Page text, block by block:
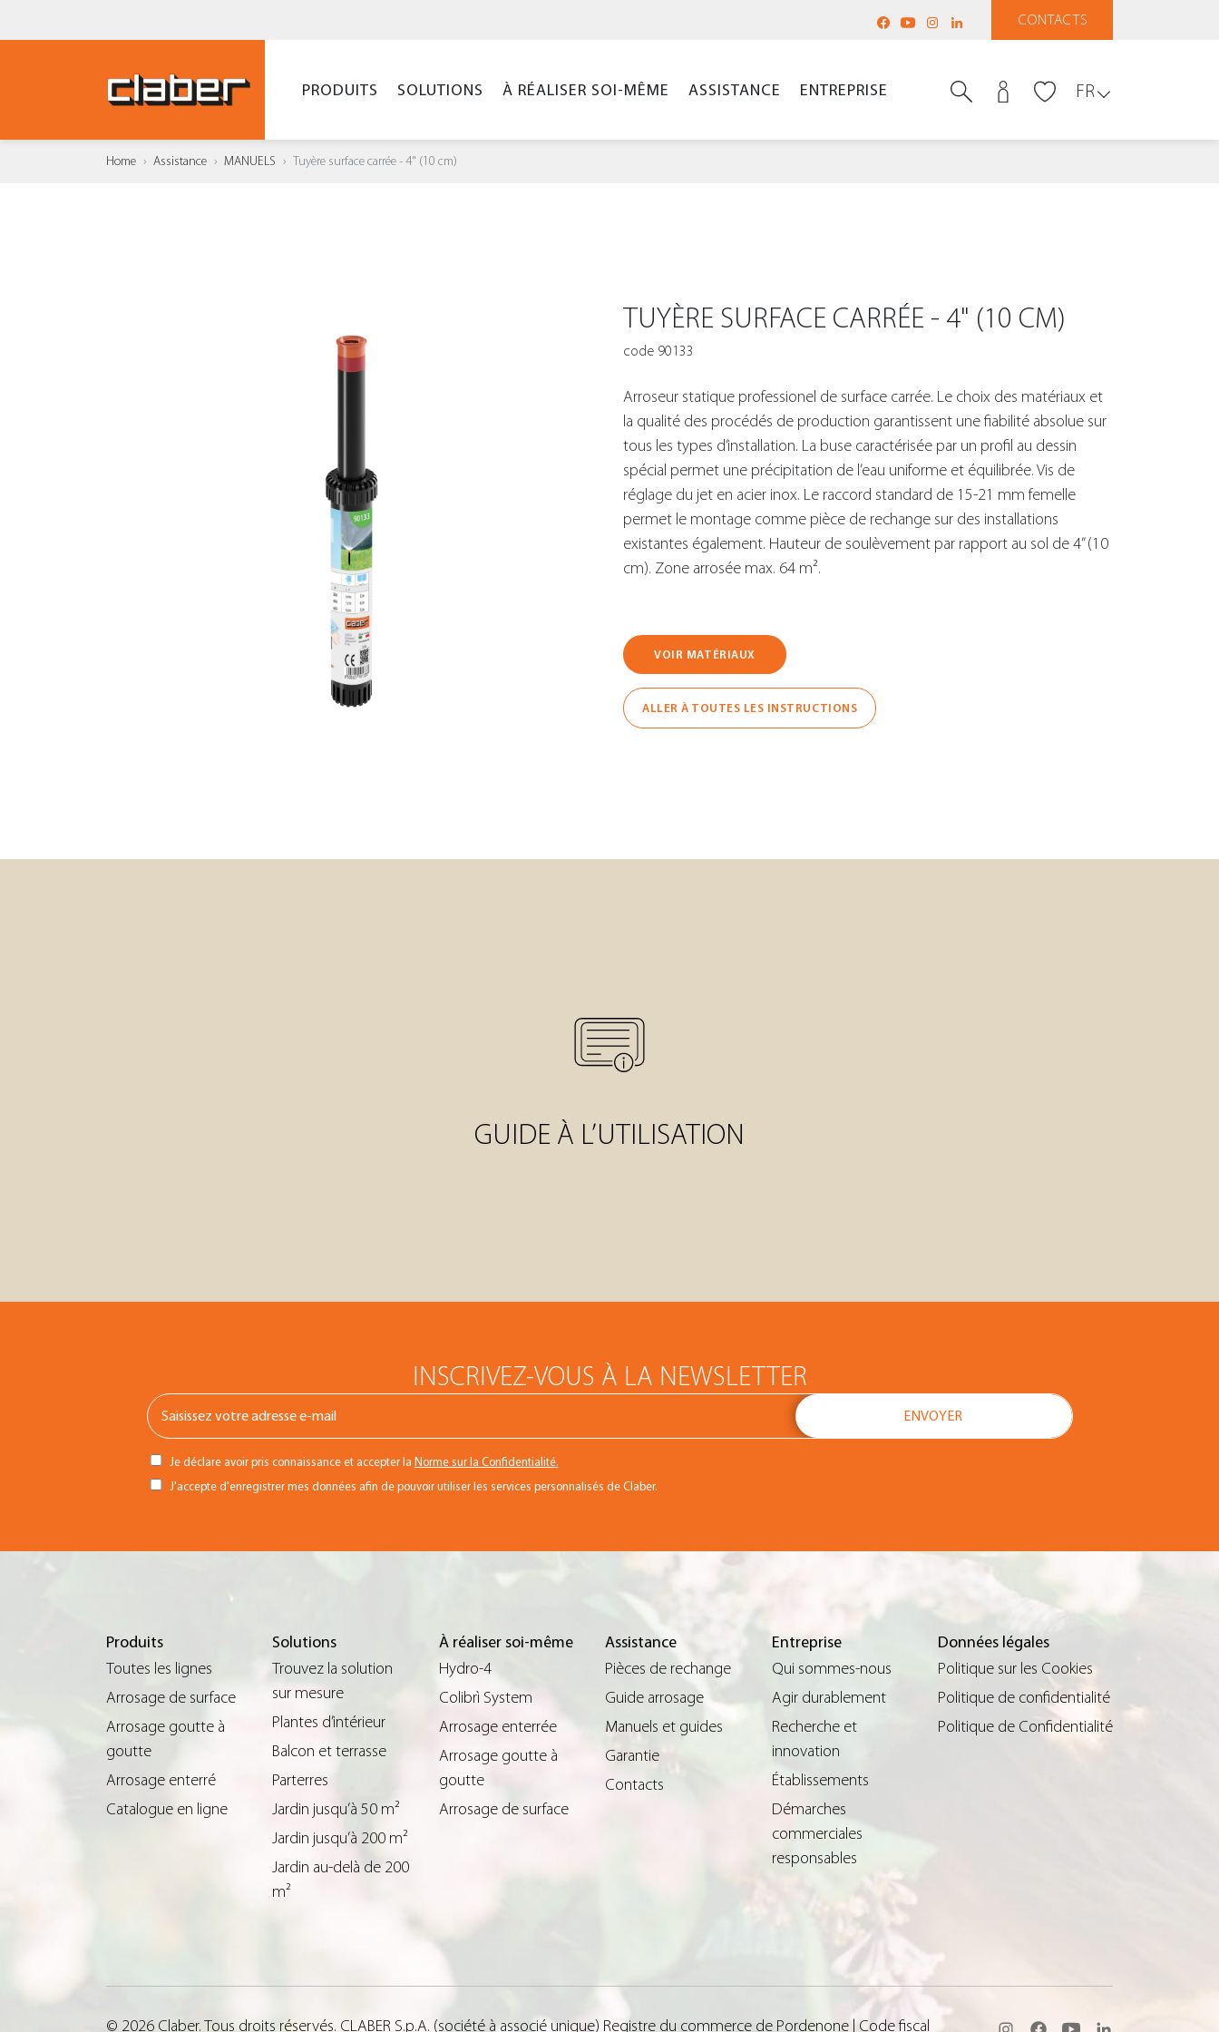
CONTACTS
PRODUITS SOLUTIONS À RÉALISER SOI-MÊME ASSISTANCE ENTREPRISE FR
Home Assistance MANUELS Tuyère surface carrée - 4" (10 cm)
TUYÈRE SURFACE CARRÉE - 4" (10 CM)
code 90133
Arroseur statique professionel de surface carrée. Le choix des matériaux et
la qualité des procédés de production garantissent une fiabilité absolue sur
tous les types d’installation. La buse caractérisée par un profil au dessin
spécial permet une précipitation de l’eau uniforme et équilibrée. Vis de
réglage du jet en acier inox. Le raccord standard de 15-21 mm femelle
permet le montage comme pièce de rechange sur des installations
existantes également. Hauteur de soulèvement par rapport au sol de 4” (10
cm). Zone arrosée max. 64 m².
VOIR MATÉRIAUX
ALLER À TOUTES LES INSTRUCTIONS
GUIDE À L’UTILISATION
INSCRIVEZ-VOUS À LA NEWSLETTER
Je déclare avoir pris connaissance et accepter la Norme sur la Confidentialité.
J'accepte d'enregistrer mes données afin de pouvoir utiliser les services personnalisés de Claber.
Produits
Toutes les lignes
Arrosage de surface
Arrosage goutte à
goutte
Arrosage enterré
Catalogue en ligne
Solutions
Trouvez la solution
sur mesure
Plantes d’intérieur
Balcon et terrasse
Parterres
Jardin jusqu’à 50 m²
Jardin jusqu’à 200 m²
Jardin au-delà de 200
m²
À réaliser soi-même
Hydro-4
Colibrì System
Arrosage enterrée
Arrosage goutte à
goutte
Arrosage de surface
Assistance
Pièces de rechange
Guide arrosage
Manuels et guides
Garantie
Contacts
Entreprise
Qui sommes-nous
Agir durablement
Recherche et
innovation
Établissements
Démarches
commerciales
responsables
Données légales
Politique sur les Cookies
Politique de confidentialité
Politique de Confidentialité
© 2026 Claber. Tous droits réservés. CLABER S.p.A. (société à associé unique) Registre du commerce de Pordenone | Code fiscal